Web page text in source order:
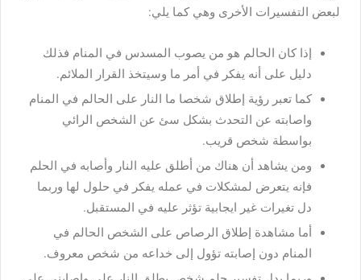
لبعض التفسيرات الأخرى وهي كما يلي:
إذا كان الحالم هو من يصوب المسدس في المنام فذلك
دليل على أنه يفكر في أمر ما وسيتخذ القرار الملائم.
كما تعبر رؤية إطلاق شخصا ما النار على الحالم في المنام
واصابته عن التحدث بشكل سئ عن الشخص الرائي
بواسطة شخص قريب.
ومن يشاهد أن هناك من أطلق عليه النار وأصابه في الحلم
فإنه يتعرض لمشكلات في عمله يفكر في حلول لها وربما
دل تغيرات غير ايجابية تؤثر عليه في المستقبل.
أما مشاهدة إطلاق الرصاص على الشخص الحالم في
المنام دون إصابته تؤول إلى خداعه من شخص معروف.